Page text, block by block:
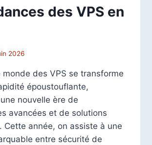
des VPS en
2026
monde des VPS se transforme
époustouflante,
nouvelle ère de
avancées et de solutions
Cette année, on assiste à une
entre sécurité de